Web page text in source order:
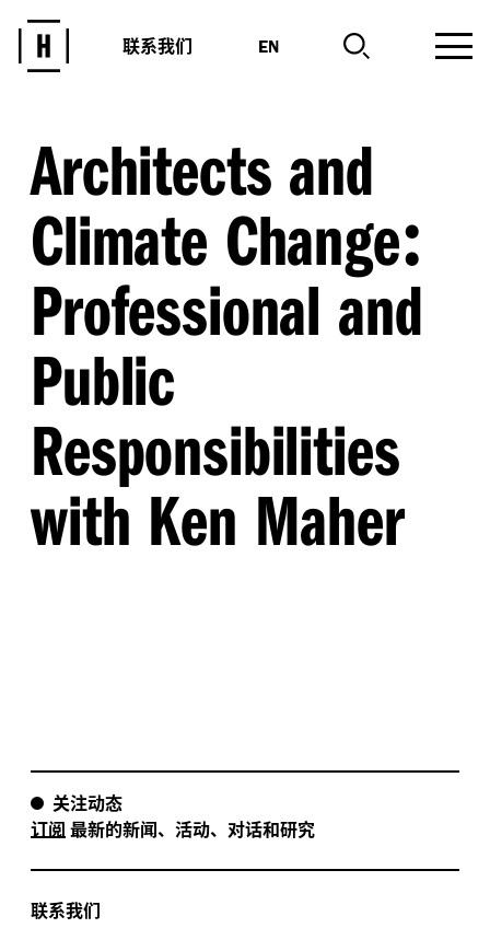
联系我们 EN
Architects and
Climate Change:
Professional and
Public
Responsibilities
with Ken Maher
关注动态
订阅 最新的新闻、活动、对话和研究
联系我们